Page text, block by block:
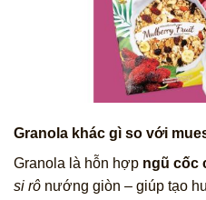
Granola khác gì so với
Granola là hỗn hợp ngũ cốc
si rô nướng giòn – giúp tạo